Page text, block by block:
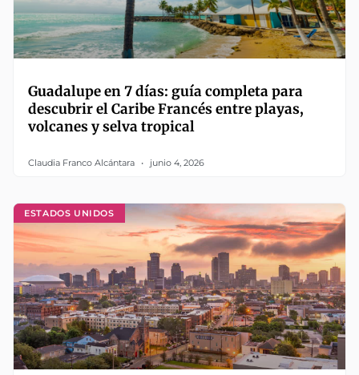
Guadalupe en 7 días: guía completa para
descubrir el Caribe Francés entre playas,
volcanes y selva tropical
Claudia Franco Alcántara junio 4, 2026
ESTADOS UNIDOS